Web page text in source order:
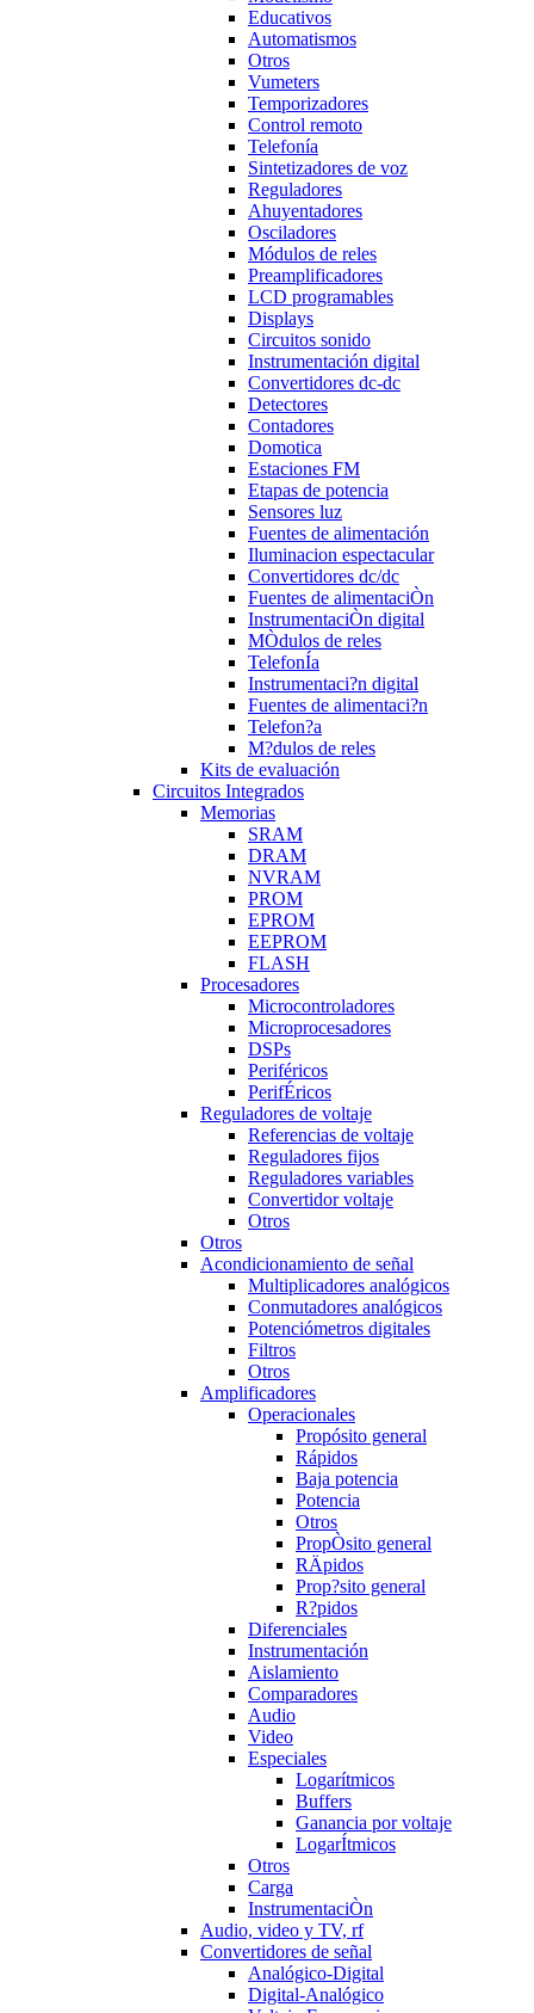
Educativos
Automatismos
Otros
Vumeters
Temporizadores
Control remoto
Telefonía
Sintetizadores de voz
Reguladores
Ahuyentadores
Osciladores
Módulos de reles
Preamplificadores
LCD programables
Displays
Circuitos sonido
Instrumentación digital
Convertidores dc-dc
Detectores
Contadores
Domotica
Estaciones FM
Etapas de potencia
Sensores luz
Fuentes de alimentación
Iluminacion espectacular
Convertidores dc/dc
Fuentes de alimentaciÒn
InstrumentaciÒn digital
MÒdulos de reles
TelefonÍa
Instrumentaci?n digital
Fuentes de alimentaci?n
Telefon?a
M?dulos de reles
Kits de evaluación
Circuitos Integrados
Memorias
SRAM
DRAM
NVRAM
PROM
EPROM
EEPROM
FLASH
Procesadores
Microcontroladores
Microprocesadores
DSPs
Periféricos
PerifÉricos
Reguladores de voltaje
Referencias de voltaje
Reguladores fijos
Reguladores variables
Convertidor voltaje
Otros
Otros
Acondicionamiento de señal
Multiplicadores analógicos
Conmutadores analógicos
Potenciómetros digitales
Filtros
Otros
Amplificadores
Operacionales
Propósito general
Rápidos
Baja potencia
Potencia
Otros
PropÒsito general
RÄpidos
Prop?sito general
R?pidos
Diferenciales
Instrumentación
Aislamiento
Comparadores
Audio
Video
Especiales
Logarítmicos
Buffers
Ganancia por voltaje
LogarÍtmicos
Otros
Carga
InstrumentaciÒn
Audio, video y TV, rf
Convertidores de señal
Analógico-Digital
Digital-Analógico